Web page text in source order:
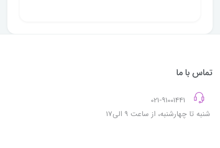
تماس با ما
شنبه تا چهارشنبه، از ساعت 9 الی17